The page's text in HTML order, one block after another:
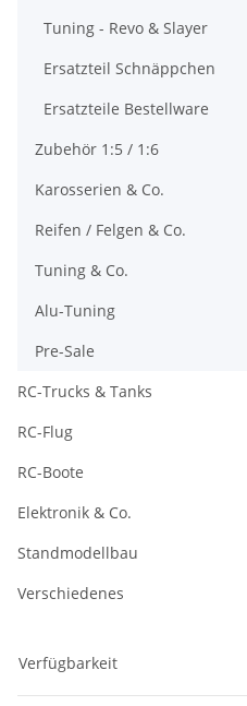
Tuning - Revo & Slayer
Ersatzteil Schnäppchen
Ersatzteile Bestellware
Zubehör 1:5 / 1:6
Karosserien & Co.
Reifen / Felgen & Co.
Tuning & Co.
Alu-Tuning
Pre-Sale
RC-Trucks & Tanks
RC-Flug
RC-Boote
Elektronik & Co.
Standmodellbau
Verschiedenes
Verfügbarkeit